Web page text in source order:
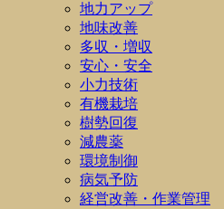
地力アップ
地味改善
多収・増収
安心・安全
小力技術
有機栽培
樹勢回復
減農薬
環境制御
病気予防
経営改善・作業管理